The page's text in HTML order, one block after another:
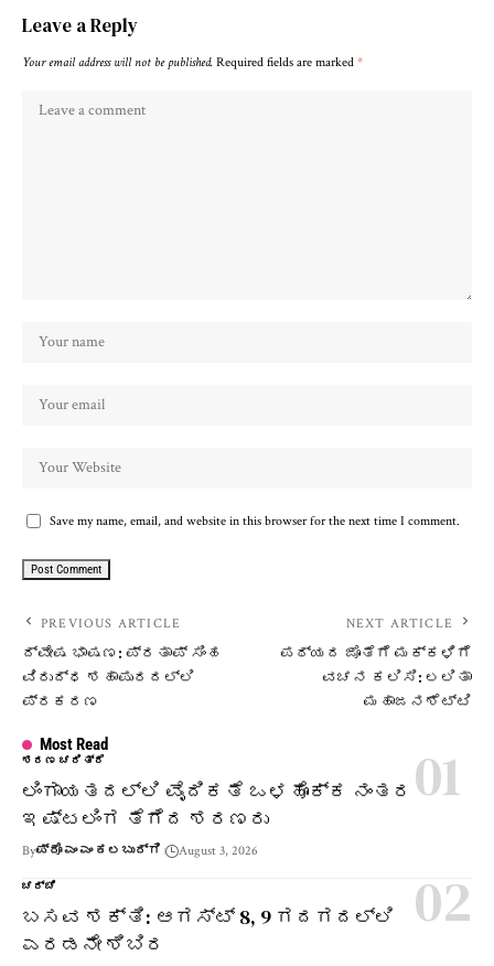
Leave a Reply
Your email address will not be published. Required fields are marked *
Save my name, email, and website in this browser for the next time I comment.
PREVIOUS ARTICLE
​ದ್ವೇಷ ಭಾಷಣ: ಪ್ರತಾಪ್‌ ಸಿಂಹ
ವಿರುದ್ಧ ಶಹಾಪುರದಲ್ಲಿ
ಪ್ರಕರಣ
NEXT ARTICLE
ಪಠ್ಯದ ಜೊತೆಗೆ ಮಕ್ಕಳಿಗೆ
ವಚನ ಕಲಿಸಿ: ಲಲಿತಾ
ಮಹಾಜನಶೆಟ್ಟಿ
Most Read
ಶರಣ ಚರಿತ್ರೆ
ಲಿಂಗಾಯತದಲ್ಲಿ ವೈದಿಕತೆ ಒಳಹೊಕ್ಕ ನಂತರ
ಇಷ್ಟಲಿಂಗ ತೆಗೆದ ಶರಣರು
Byಪ್ರೊ ಎಂ ಎಂ ಕಲಬುರ್ಗಿ August 3, 2026
ಚರ್ಚೆ
ಬಸವ ಶಕ್ತಿ: ಆಗಸ್ಟ್ 8, 9 ಗದಗದಲ್ಲಿ
ಎರಡನೇ ಶಿಬಿರ